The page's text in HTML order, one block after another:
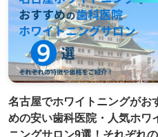
名古屋でホワイトニングがお
めの安い歯科医院・人気ホワ